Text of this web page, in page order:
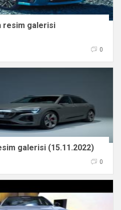
resim galerisi
0
galerisi (15.11.2022)
0